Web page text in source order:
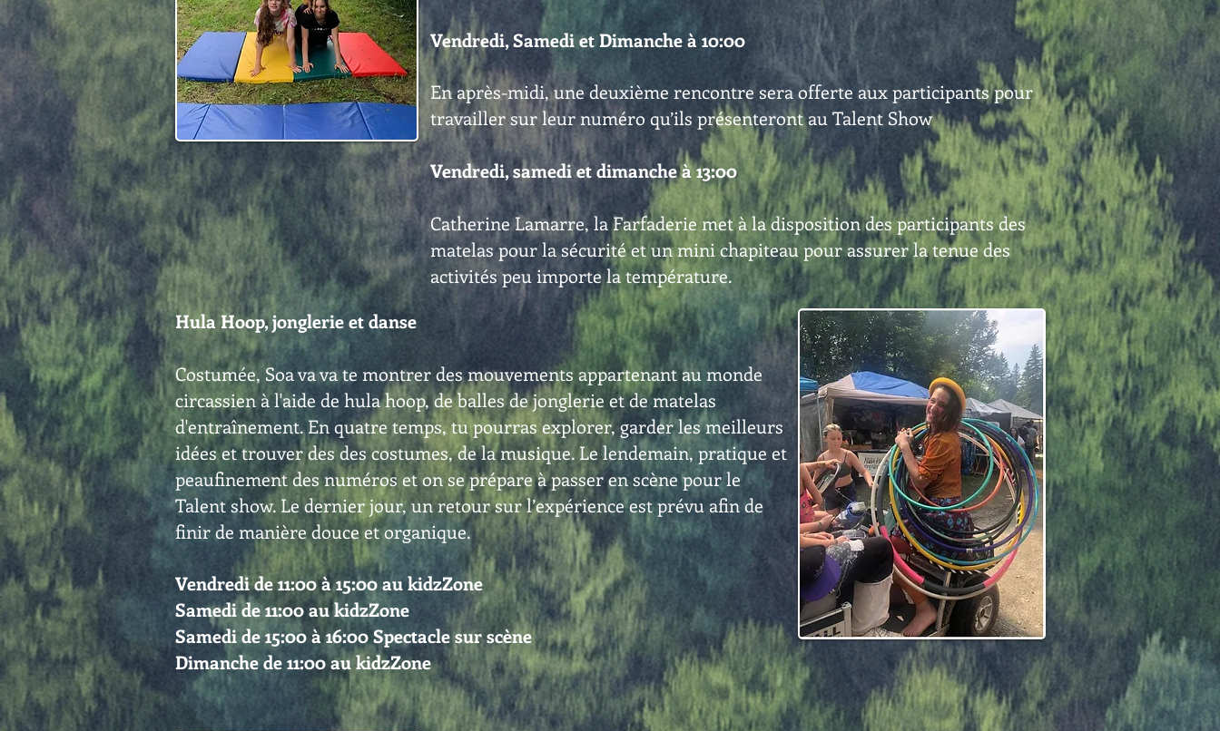
Vendredi, Samedi et Dimanche à 10:00
En après-midi, une deuxième rencontre sera offerte aux participants pour
travailler sur leur numéro qu’ils présenteront au Talent Show
Vendredi, samedi et dimanche à 13:00
Catherine Lamarre, la Farfaderie met à la disposition des participants des
matelas pour la sécurité et un mini chapiteau pour assurer la tenue des
activités peu importe la température.
Hula Hoop, jonglerie et danse
Costumée, Soa va va te montrer des mouvements appartenant au monde
circassien à l'aide de hula hoop, de balles de jonglerie et de matelas
d'entraînement. En quatre temps, tu pourras explorer, garder les meilleurs
idées et trouver des des costumes, de la musique. Le lendemain, pratique et
peaufinement des numéros et on se prépare à passer en scène pour le
Talent show. Le dernier jour, un retour sur l’expérience est prévu afin de
finir de manière douce et organique.
Vendredi de 11:00 à 15:00 au kidzZone
Samedi de 11:00 au kidzZone
Samedi de 15:00 à 16:00 Spectacle sur scène
Dimanche de 11:00 au kidzZone